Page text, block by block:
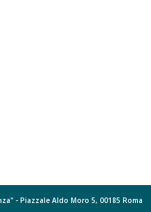
- Piazzale Aldo Moro 5, 00185 Roma